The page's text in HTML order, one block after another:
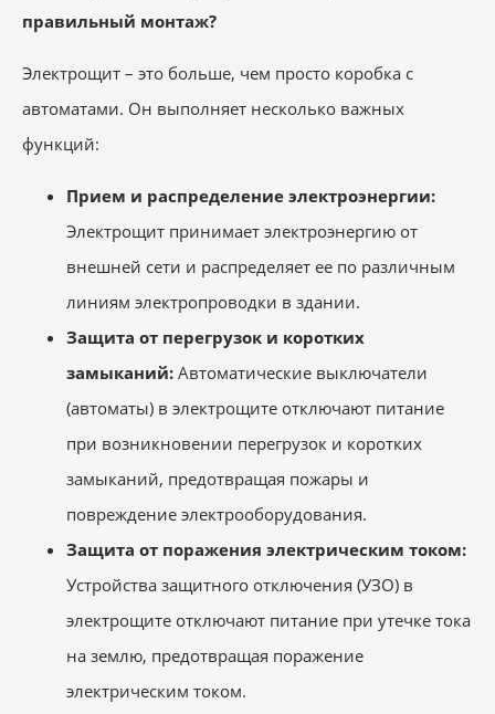
правильный монтаж?
Электрощит – это больше, чем просто коробка с
автоматами. Он выполняет несколько важных
функций:
Прием и распределение электроэнергии:
Электрощит принимает электроэнергию от
внешней сети и распределяет ее по различным
линиям электропроводки в здании.
Защита от перегрузок и коротких
замыканий: Автоматические выключатели
(автоматы) в электрощите отключают питание
при возникновении перегрузок и коротких
замыканий, предотвращая пожары и
повреждение электрооборудования.
Защита от поражения электрическим током:
Устройства защитного отключения (УЗО) в
электрощите отключают питание при утечке тока
на землю, предотвращая поражение
электрическим током.